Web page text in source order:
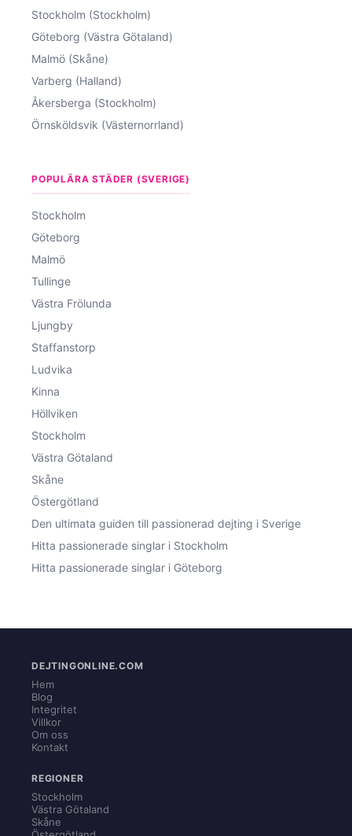
Stockholm (Stockholm)
Göteborg (Västra Götaland)
Malmö (Skåne)
Varberg (Halland)
Åkersberga (Stockholm)
Örnsköldsvik (Västernorrland)
POPULÄRA STÄDER (SVERIGE)
Stockholm
Göteborg
Malmö
Tullinge
Västra Frölunda
Ljungby
Staffanstorp
Ludvika
Kinna
Höllviken
Stockholm
Västra Götaland
Skåne
Östergötland
Den ultimata guiden till passionerad dejting i Sverige
Hitta passionerade singlar i Stockholm
Hitta passionerade singlar i Göteborg
DEJTINGONLINE.COM
Hem
Blog
Integritet
Villkor
Om oss
Kontakt
REGIONER
Stockholm
Västra Götaland
Skåne